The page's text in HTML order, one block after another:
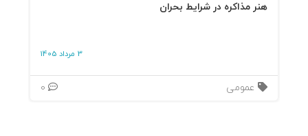
کارکنان خود ابلاغ کنید و در نهایت آن
هنر مذاکره در شرایط بحران
3 مرداد 1405
عمومی